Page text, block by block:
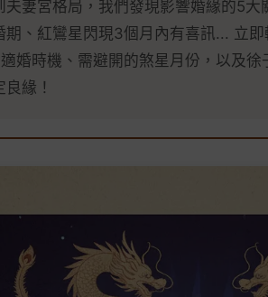
夫妻宮格局，我們發現影響婚緣的5大
期、紅鸞星閃現3個月內有喜訊... 立
婚時機、需避開的煞星月份，以及徐
緣！